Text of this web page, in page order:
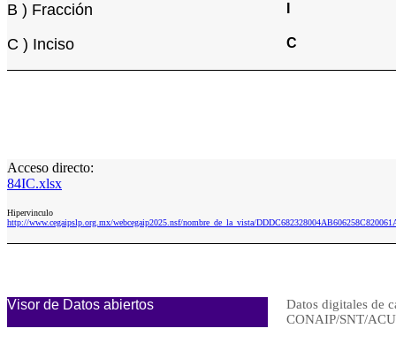
B ) Fracción
C ) Inciso C
Acceso directo:
84IC.xlsx
Hipervinculo
http://www.cegaipslp.org.mx/webcegaip2025.nsf/nombre_de_la_vista/
Visor de Datos abiertos
Datos digitales de
CONAIP/SNT/